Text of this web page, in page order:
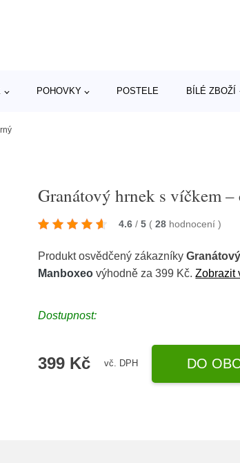
POHOVKY POSTELE BÍLÉ ZBOŽÍ
Granátový hrnek s víčkem –
4.6 / 5 ( 28 hodnocení)
Produkt osvědčený zákazníky
Manboxeo výhodně za 399 Kč.Zobrazit
Dostupnost:
399 Kč vč. DPH DO